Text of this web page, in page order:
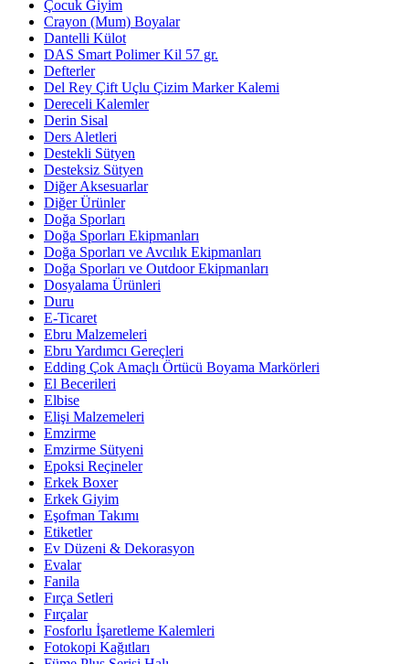
Çocuk Giyim
Crayon (Mum) Boyalar
Dantelli Külot
DAS Smart Polimer Kil 57 gr.
Defterler
Del Rey Çift Uçlu Çizim Marker Kalemi
Dereceli Kalemler
Derin Sisal
Ders Aletleri
Destekli Sütyen
Desteksiz Sütyen
Diğer Aksesuarlar
Diğer Ürünler
Doğa Sporları
Doğa Sporları Ekipmanları
Doğa Sporları ve Avcılık Ekipmanları
Doğa Sporları ve Outdoor Ekipmanları
Dosyalama Ürünleri
Duru
E-Ticaret
Ebru Malzemeleri
Ebru Yardımcı Gereçleri
Edding Çok Amaçlı Örtücü Boyama Markörleri
El Becerileri
Elbise
Elişi Malzemeleri
Emzirme
Emzirme Sütyeni
Epoksi Reçineler
Erkek Boxer
Erkek Giyim
Eşofman Takımı
Etiketler
Ev Düzeni & Dekorasyon
Evalar
Fanila
Fırça Setleri
Fırçalar
Fosforlu İşaretleme Kalemleri
Fotokopi Kağıtları